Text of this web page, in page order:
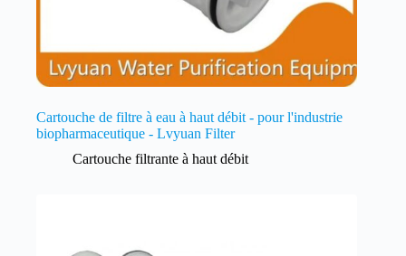
Cartouche de filtre à eau à haut débit - pour l'industrie
biopharmaceutique - Lvyuan Filter
Cartouche filtrante à haut débit